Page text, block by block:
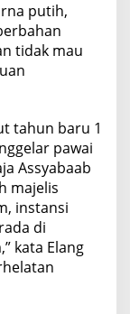
putih,
tidak mau
tahun baru 1
pawai
Assyabaab
majelis
instansi
di
kata Elang